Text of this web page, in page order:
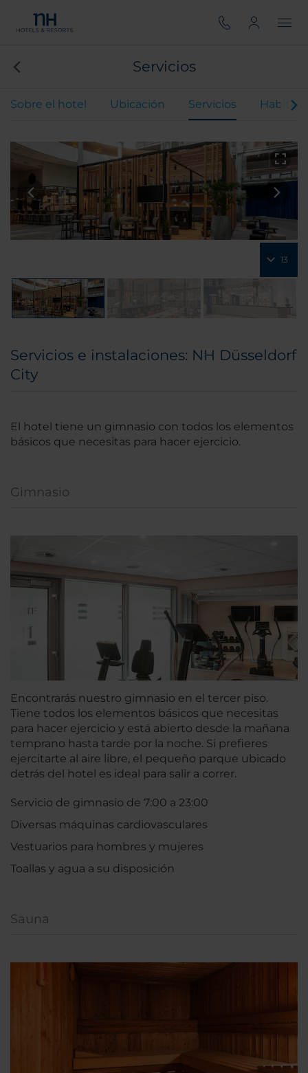
Servicios
Sobre el hotel Ubicación Servicios
13
Servicios e instalaciones: NH Düsseldorf
City
El hotel tiene un gimnasio con todos los elementos
básicos que necesitas para hacer ejercicio.
Gimnasio
Encontrarás nuestro gimnasio en el tercer piso.
Tiene todos los elementos básicos que necesitas
para hacer ejercicio y está abierto desde la mañana
temprano hasta tarde por la noche. Si prefieres
ejercitarte al aire libre, el pequeño parque ubicado
detrás del hotel es ideal para salir a correr.
Servicio de gimnasio de 7:00 a 23:00
Diversas máquinas cardiovasculares
Vestuarios para hombres y mujeres
Toallas y agua a su disposición
Sauna